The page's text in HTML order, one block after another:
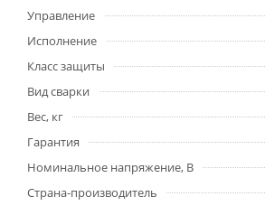
Управление
Исполнение
Класс защиты
Вид сварки
Вес, кг
Гарантия
Номинальное напряжение, В
Страна-производитель